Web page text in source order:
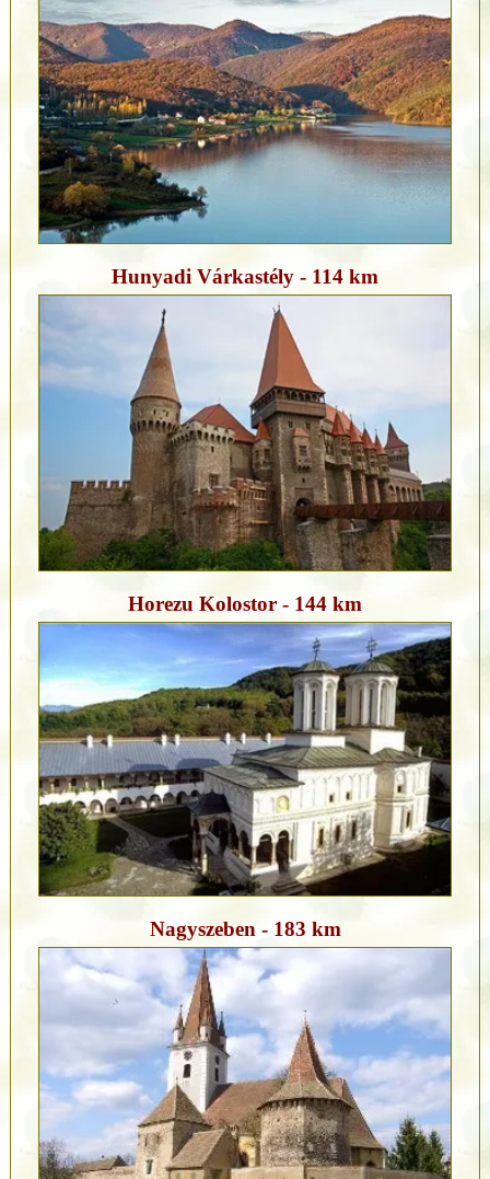
Hunyadi Várkastély - 114 km
Horezu Kolostor - 144 km
Nagyszeben - 183 km